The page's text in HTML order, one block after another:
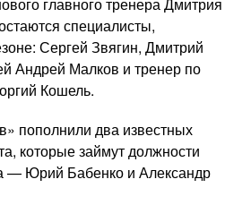
специалисты,
Сергей Звягин, Дмитрий
Андрей Малков и тренер по
Кошель.
пополнили два известных
которые займут должности
— Юрий Бабенко и Александр